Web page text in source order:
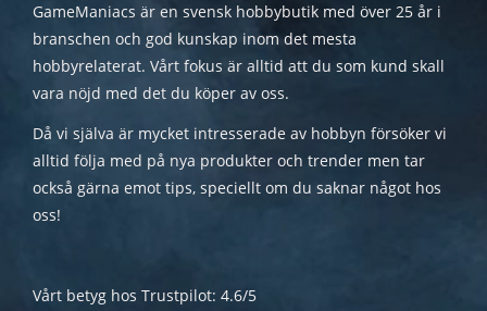
GameManiacs är en svensk hobbybutik med över 25 år i
branschen och god kunskap inom det mesta
hobbyrelaterat. Vårt fokus är alltid att du som kund skall
vara nöjd med det du köper av oss.
Då vi själva är mycket intresserade av hobbyn försöker vi
alltid följa med på nya produkter och trender men tar
också gärna emot tips, speciellt om du saknar något hos
oss!
Vårt betyg hos Trustpilot: 4.6/5